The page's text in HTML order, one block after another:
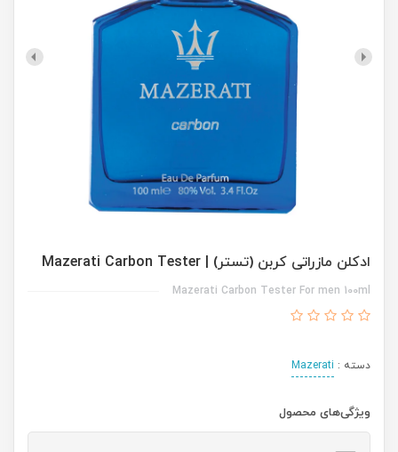
ادکلن مازراتی کربن (تستر) | Mazerati Carbon Tester
Mazerati Carbon Tester For men 100ml
دسته : Mazerati
ویژگی‌های محصول